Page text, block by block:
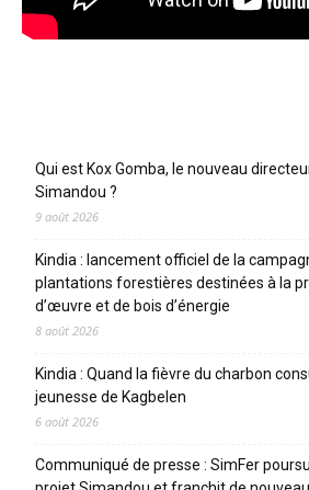
Qui est Kox Gomba, le nouveau
Simandou ?
9 août 2026
Kindia : lancement officiel de la
plantations forestières destinées à la
d’œuvre et de bois d’énergie
8 août 2026
Kindia : Quand la fièvre du charbon
jeunesse de Kagbelen
6 août 2026
Communiqué de presse : SimFer